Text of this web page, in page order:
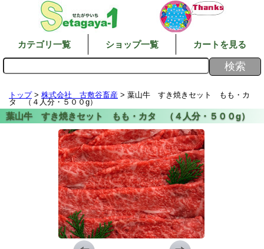
カテゴリ一覧 ショップ一覧 カートを見る
トップ> 株式会社 古敷谷畜産 > 葉山牛 すき焼きセット もも・カ
タ （４人分・５００g）